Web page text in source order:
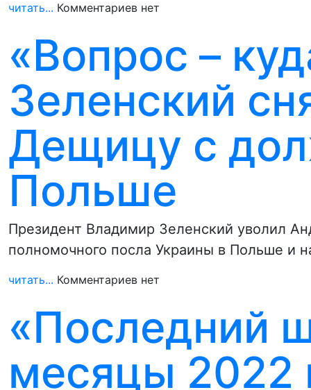
читать... Комментариев нет
«Вопрос –
Зеленский
Дещицу с
Польше
Президент Владимир Зеленский уволил
полномочного посла Украины в Польше и
читать... Комментариев нет
«Последний
месяцы 2022